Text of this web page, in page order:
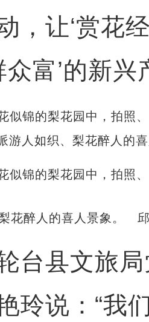
，让‘赏花
众富’的新兴
似锦的梨花园中，拍照
花醉人的喜人景象。
县文旅局
玲说：“我